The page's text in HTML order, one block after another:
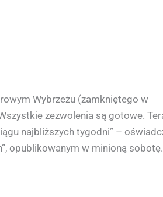
Wybrzeżu (zamkniętego w
zezwolenia są gotowe.
najbliższych tygodni” –
opublikowanym w minioną sobotę.